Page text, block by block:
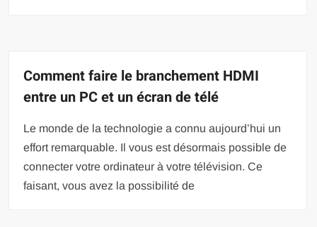
Comment faire le branchement HDMI
entre un PC et un écran de télé
Le monde de la technologie a connu aujourd’hui un
effort remarquable. Il vous est désormais possible de
connecter votre ordinateur à votre télévision. Ce
faisant, vous avez la possibilité de